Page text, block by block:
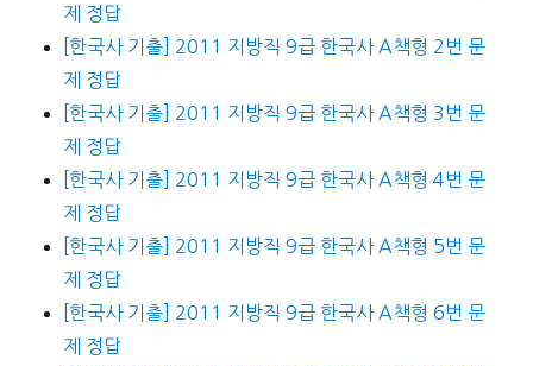
제 정답
[한국사 기출] 2011 지방직 9급 한국사 A책형 2번 문
제 정답
[한국사 기출] 2011 지방직 9급 한국사 A책형 3번 문
제 정답
[한국사 기출] 2011 지방직 9급 한국사 A책형 4번 문
제 정답
[한국사 기출] 2011 지방직 9급 한국사 A책형 5번 문
제 정답
[한국사 기출] 2011 지방직 9급 한국사 A책형 6번 문
제 정답